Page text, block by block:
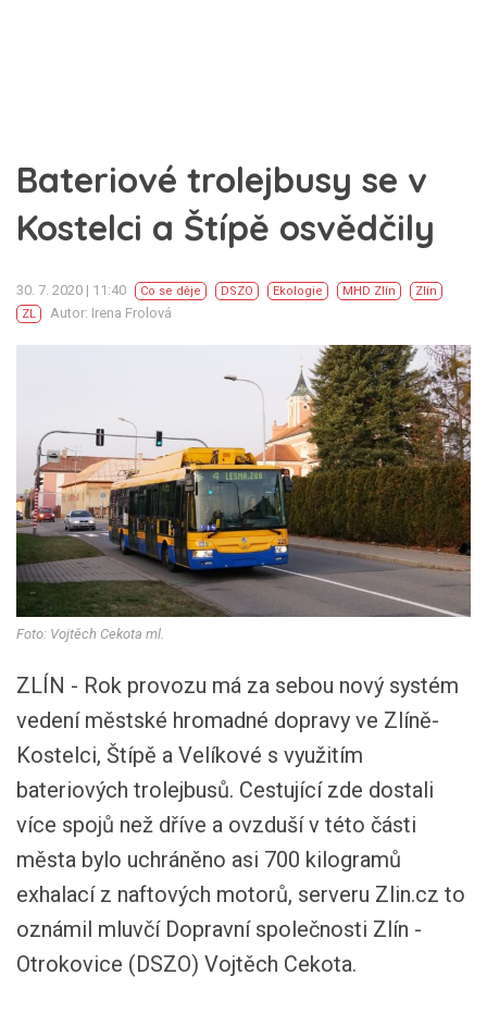
Bateriové trolejbusy se v
Kostelci a Štípě osvědčily
30. 7. 2020 | 11:40 Co se děje DSZO Ekologie MHD Zlín
Zlín
ZL
Autor: Irena Frolová
Foto: Vojtěch Cekota ml.
ZLÍN - Rok provozu má za sebou nový systém
vedení městské hromadné dopravy ve Zlíně-
Kostelci, Štípě a Velíkové s využitím
bateriových trolejbusů. Cestující zde dostali
více spojů než dříve a ovzduší v této části
města bylo uchráněno asi 700 kilogramů
exhalací z naftových motorů, serveru Zlin.cz to
oznámil mluvčí Dopravní společnosti Zlín -
Otrokovice (DSZO) Vojtěch Cekota.